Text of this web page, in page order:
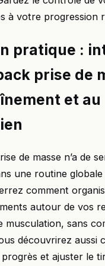
à votre progression
pratique :
prise de
et au
de masse n’a de
une routine
comment
autour de vos
musculation, sans
découvrirez aussi
et ajuster le